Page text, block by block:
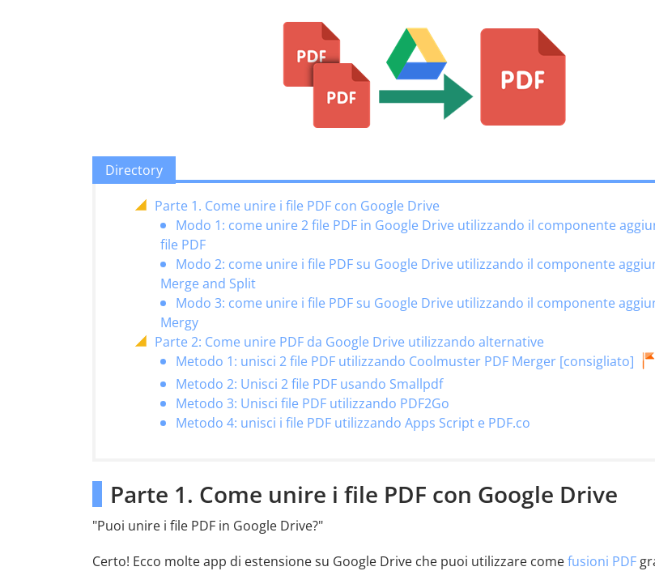
Directory
Parte 1. Come unire i file PDF con Google Drive
Modo 1: come unire 2 file PDF in Google Drive utilizzando il componente
file PDF
Modo 2: come unire i file PDF su Google Drive utilizzando il componente
Merge and Split
Modo 3: come unire i file PDF su Google Drive utilizzando il componente
Mergy
Parte 2: Come unire PDF da Google Drive utilizzando alternative
Metodo 1: unisci 2 file PDF utilizzando Coolmuster PDF Merger [consigliato]
Metodo 2: Unisci 2 file PDF usando Smallpdf
Metodo 3: Unisci file PDF utilizzando PDF2Go
Metodo 4: unisci i file PDF utilizzando Apps Script e PDF.co
Parte 1. Come unire i file PDF con Google Drive
"Puoi unire i file PDF in Google Drive?"
Certo! Ecco molte app di estensione su Google Drive che puoi utilizzare comefusioni PDF